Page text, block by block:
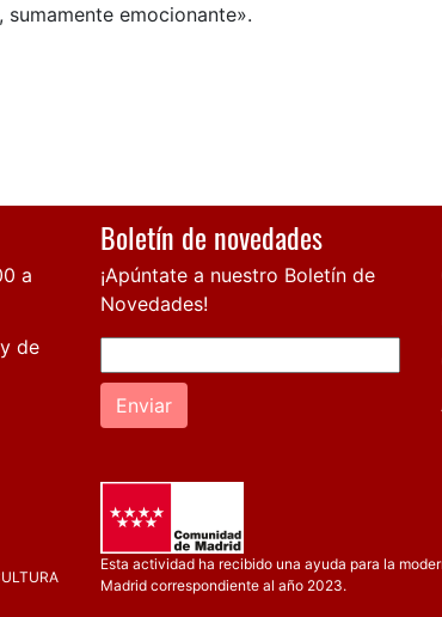
emocionante».
a
de
Boletín de novedades
¡Apúntate a nuestro Boletín de
Novedades!
Enviar
Esta actividad ha recibido una ayuda para la
Madrid correspondiente al año 2023.